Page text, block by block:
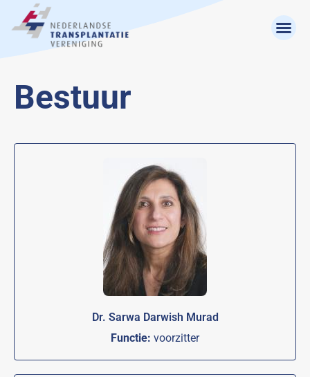
Bestuur
Dr. Sarwa Darwish Murad
Functie: voorzitter